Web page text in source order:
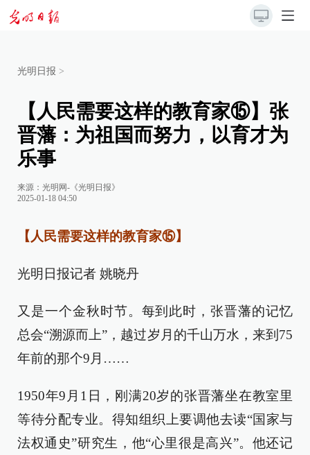
光明日报 >
【人民需要这样的教育家⑮】张
晋藩：为祖国而努力，以育才为
乐事
来源： 光明网-《光明日报》
2025-01-18 04:50
【人民需要这样的教育家⑮】
光明日报记者 姚晓丹
又是一个金秋时节。每到此时，张晋藩的记忆
总会“溯源而上”，越过岁月的千山万水，来到75
年前的那个9月……
1950年9月1日，刚满20岁的张晋藩坐在教室里
等待分配专业。得知组织上要调他去读“国家与
法权通史”研究生，他“心里很是高兴”。他还记